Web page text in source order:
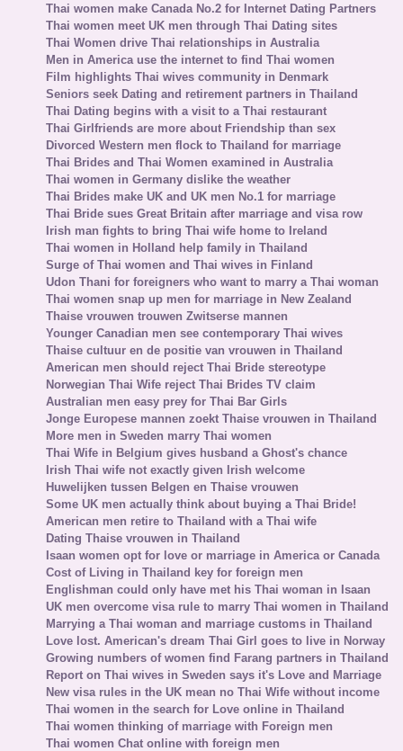
Thai women make Canada No.2 for Internet Dating Partners
Thai women meet UK men through Thai Dating sites
Thai Women drive Thai relationships in Australia
Men in America use the internet to find Thai women
Film highlights Thai wives community in Denmark
Seniors seek Dating and retirement partners in Thailand
Thai Dating begins with a visit to a Thai restaurant
Thai Girlfriends are more about Friendship than sex
Divorced Western men flock to Thailand for marriage
Thai Brides and Thai Women examined in Australia
Thai women in Germany dislike the weather
Thai Brides make UK and UK men No.1 for marriage
Thai Bride sues Great Britain after marriage and visa row
Irish man fights to bring Thai wife home to Ireland
Thai women in Holland help family in Thailand
Surge of Thai women and Thai wives in Finland
Udon Thani for foreigners who want to marry a Thai woman
Thai women snap up men for marriage in New Zealand
Thaise vrouwen trouwen Zwitserse mannen
Younger Canadian men see contemporary Thai wives
Thaise cultuur en de positie van vrouwen in Thailand
American men should reject Thai Bride stereotype
Norwegian Thai Wife reject Thai Brides TV claim
Australian men easy prey for Thai Bar Girls
Jonge Europese mannen zoekt Thaise vrouwen in Thailand
More men in Sweden marry Thai women
Thai Wife in Belgium gives husband a Ghost's chance
Irish Thai wife not exactly given Irish welcome
Huwelijken tussen Belgen en Thaise vrouwen
Some UK men actually think about buying a Thai Bride!
American men retire to Thailand with a Thai wife
Dating Thaise vrouwen in Thailand
Isaan women opt for love or marriage in America or Canada
Cost of Living in Thailand key for foreign men
Englishman could only have met his Thai woman in Isaan
UK men overcome visa rule to marry Thai women in Thailand
Marrying a Thai woman and marriage customs in Thailand
Love lost. American's dream Thai Girl goes to live in Norway
Growing numbers of women find Farang partners in Thailand
Report on Thai wives in Sweden says it's Love and Marriage
New visa rules in the UK mean no Thai Wife without income
Thai women in the search for Love online in Thailand
Thai women thinking of marriage with Foreign men
Thai women Chat online with foreign men